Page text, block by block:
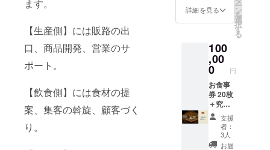
ます。
【生産側】には販路の出
口、商品開発、営業のサ
ポート。
【飲食側】には食材の提
案、集客の斡旋、顧客づく
り。
『Miss
SAKE
と新潟
酒を楽
しむ
会』へ
ご招
待！ ※
１,お食
事券の
有効期
限は
2024年
12月末
詳細を見る ー
ン
を
選
択
す
る
100
,00
0 円
お食事
券 20枚
＋究極
の食材
セット
6,000円
のお食
支援
者：
3人
お届